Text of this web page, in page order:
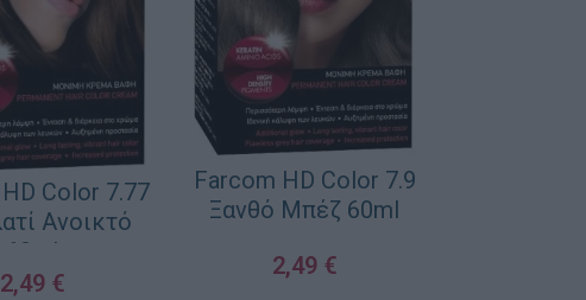
Color 7.77
Ανοικτό
60ml
2,49 €
Farcom HD Color 7.9
Ξανθό Μπέζ 60ml
2,49 €